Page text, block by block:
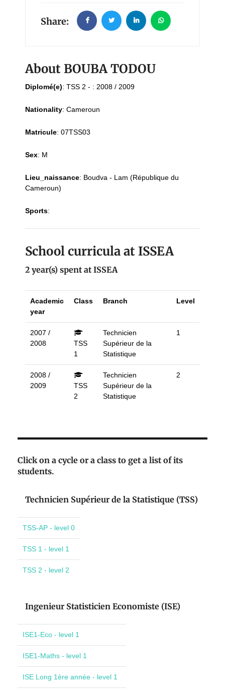
Share:
About BOUBA TODOU
Diplomé(e): TSS 2 - : 2008 / 2009
Nationality: Cameroun
Matricule: 07TSS03
Sex: M
Lieu_naissance: Boudva - Lam (République du
Cameroun)
Sports:
School curricula at ISSEA
2 year(s) spent at ISSEA
Academic
year
Class Branch Level
2007 /
2008
TSS
1
Technicien
Supérieur de la
Statistique
1
2008 /
2009
TSS
2
Technicien
Supérieur de la
Statistique
2
Click on a cycle or a class to get a list of its
students.
Technicien Supérieur de la Statistique (TSS)
TSS-AP - level 0
TSS 1 - level 1
TSS 2 - level 2
Ingenieur Statisticien Economiste (ISE)
ISE1-Eco - level 1
ISE1-Maths - level 1
ISE Long 1ère année - level 1